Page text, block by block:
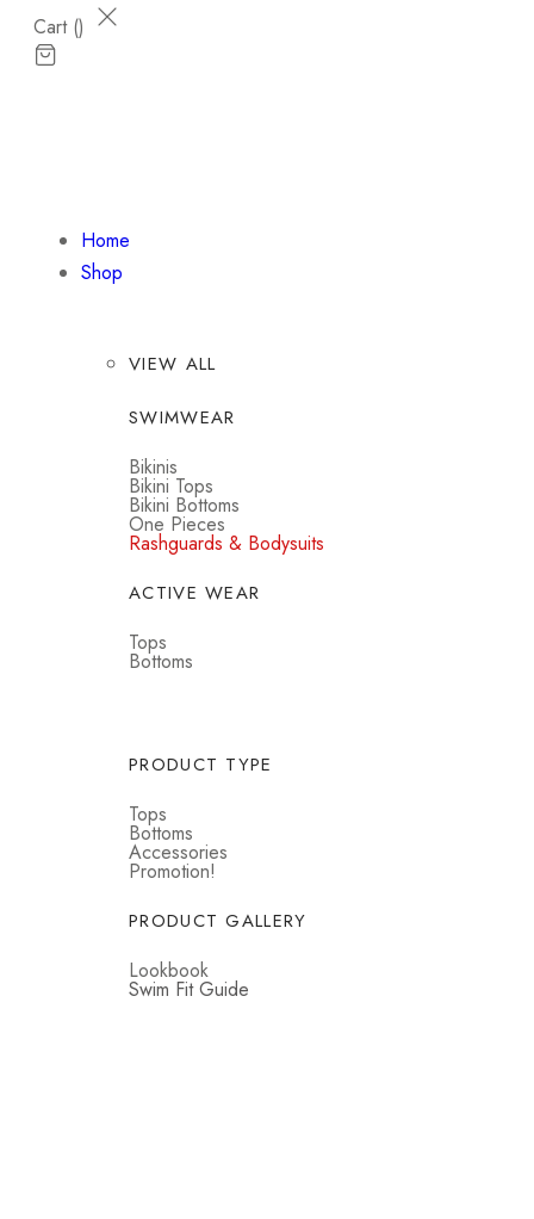
Cart ()
Home
Shop
VIEW ALL
SWIMWEAR
Bikinis
Bikini Tops
Bikini Bottoms
One Pieces
Rashguards & Bodysuits
ACTIVE WEAR
Tops
Bottoms
PRODUCT TYPE
Tops
Bottoms
Accessories
Promotion!
PRODUCT GALLERY
Lookbook
Swim Fit Guide